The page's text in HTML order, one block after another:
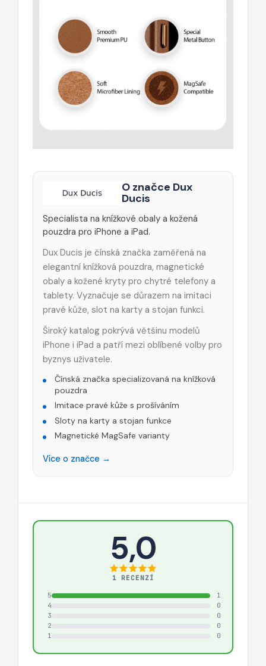
O značce Dux
Ducis
Specialista na knížkové obaly a kožená
pouzdra pro iPhone a iPad.
Dux Ducis je čínská značka zaměřená na
elegantní knížková pouzdra, magnetické
obaly a kožené kryty pro chytré telefony a
tablety. Vyznačuje se důrazem na imitaci
pravé kůže, slot na karty a stojan funkci.
Široký katalog pokrývá většinu modelů
iPhone i iPad a patří mezi oblíbené volby pro
byznys uživatele.
Čínská značka specializovaná na knížková
pouzdra
Imitace pravé kůže s prošíváním
Sloty na karty a stojan funkce
Magnetické MagSafe varianty
Více o značce →
5,0
1 RECENZÍ
5
1
4
0
3
0
2
0
1
0